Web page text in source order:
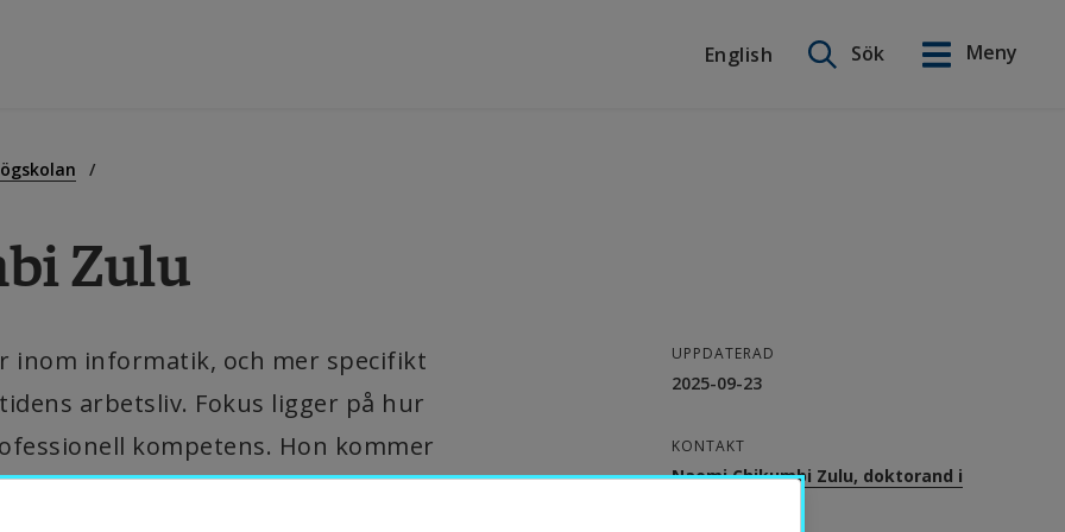
English
Sök
Meny
Zulu
inom informatik, och mer specifikt
arbetsliv. Fokus ligger på hur
kompetens. Hon kommer
hur kombinationen av
UPPDATERAD
2025-09-23
KONTAKT
Naomi Chikumbi Zulu, doktorand i
English
Högskolan